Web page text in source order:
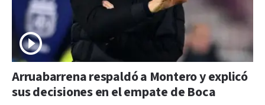
Arruabarrena respaldó a Montero y explicó
sus decisiones en el empate de Boca